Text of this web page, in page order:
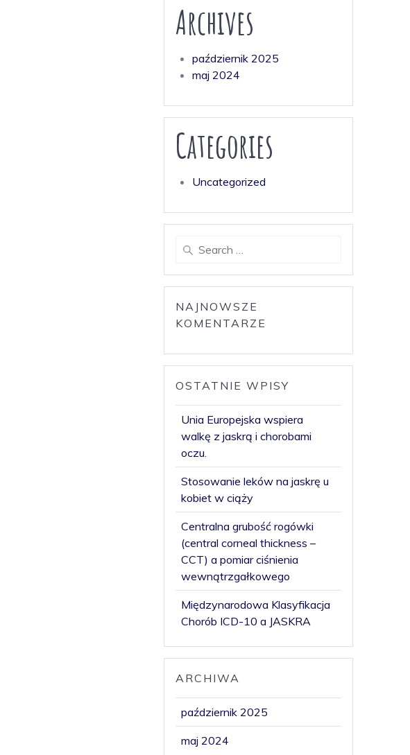
Archives
październik 2025
maj 2024
Categories
Uncategorized
Search
NAJNOWSZE
KOMENTARZE
OSTATNIE WPISY
Unia Europejska wspiera
walkę z jaskrą i chorobami
oczu.
Stosowanie leków na jaskrę u
kobiet w ciąży
Centralna grubość rogówki
(central corneal thickness –
CCT) a pomiar ciśnienia
wewnątrzgałkowego
Międzynarodowa Klasyfikacja
Chorób ICD-10 a JASKRA
ARCHIWA
październik 2025
maj 2024